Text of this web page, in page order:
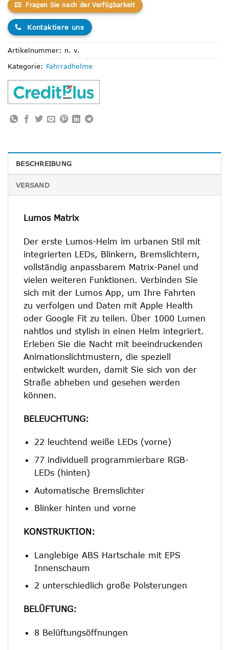
Fragen Sie nach der Verfügbarkeit
Kontaktiere uns
Artikelnummer: n. v.
Kategorie: Fahrradhelme
BESCHREIBUNG
VERSAND
Lumos Matrix
Der erste Lumos-Helm im urbanen Stil mit
integrierten LEDs, Blinkern, Bremslichtern,
vollständig anpassbarem Matrix-Panel und
vielen weiteren Funktionen. Verbinden Sie
sich mit der Lumos App, um Ihre Fahrten
zu verfolgen und Daten mit Apple Health
oder Google Fit zu teilen. Über 1000 Lumen
nahtlos und stylish in einen Helm integriert.
Erleben Sie die Nacht mit beeindruckenden
Animationslichtmustern, die speziell
entwickelt wurden, damit Sie sich von der
Straße abheben und gesehen werden
können.
BELEUCHTUNG:
22 leuchtend weiße LEDs (vorne)
77 individuell programmierbare RGB-
LEDs (hinten)
Automatische Bremslichter
Blinker hinten und vorne
KONSTRUKTION:
Langlebige ABS Hartschale mit EPS
Innenschaum
2 unterschiedlich große Polsterungen
BELÜFTUNG:
8 Belüftungsöffnungen